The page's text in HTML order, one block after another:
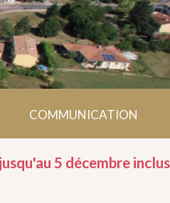
COMMUNICATION
5 décembre inclus